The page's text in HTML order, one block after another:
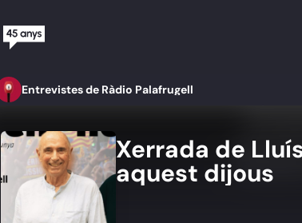
Entrevistes de Ràdio Palafrugell
Xerrada de
aquest dijous